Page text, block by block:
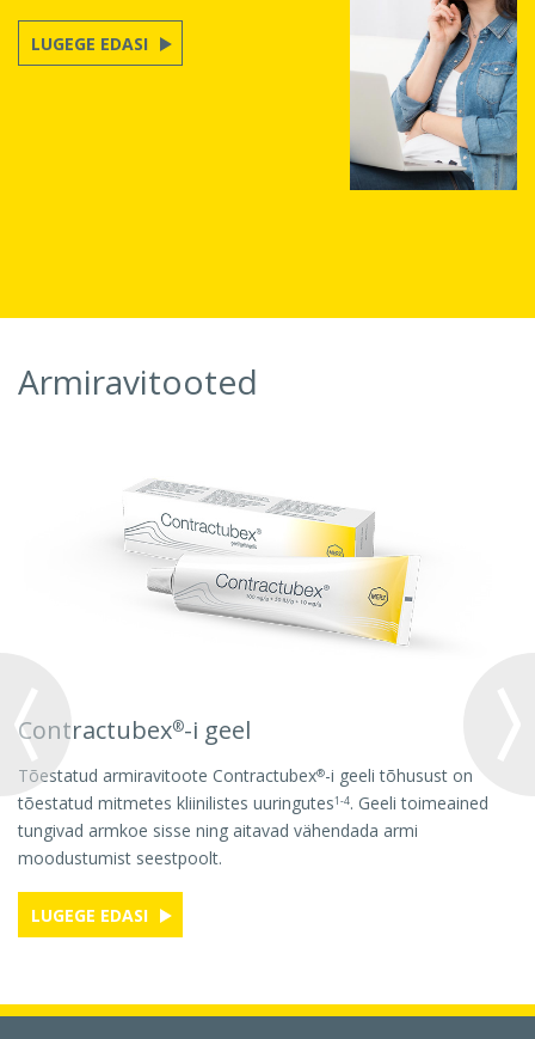
LUGEGE EDASI
Armiravitooted
Contractubex®-i geel
Tõestatud armiravitoote Contractubex®-i geeli tõhusust on
tõestatud mitmetes kliinilistes uuringutes1-4. Geeli toimeained
tungivad armkoe sisse ning aitavad vähendada armi
moodustumist seestpoolt.
LUGEGE EDASI